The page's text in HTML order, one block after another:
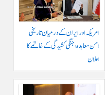
امریکہ اور ایران کے درمیان تاریخی
امن معاہدہ، جنگی کشیدگی کے خاتمے کا
اعلان